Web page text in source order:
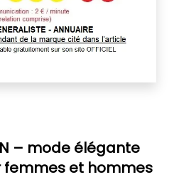
– mode élégante
et hommes